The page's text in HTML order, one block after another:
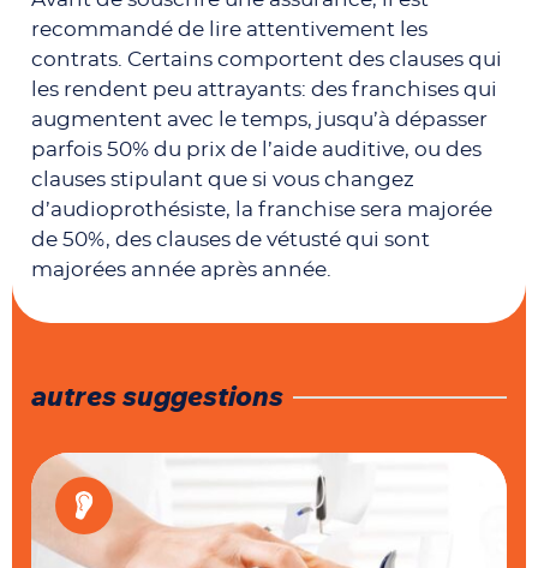
recommandé de lire attentivement les
contrats. Certains comportent des clauses qui
les rendent peu attrayants: des franchises qui
augmentent avec le temps, jusqu’à dépasser
parfois 50% du prix de l’aide auditive, ou des
clauses stipulant que si vous changez
d’audioprothésiste, la franchise sera majorée
de 50%, des clauses de vétusté qui sont
majorées année après année.
autres suggestions